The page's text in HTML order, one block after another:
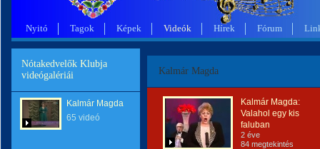
Nyitó Tagok Képek Videók Hírek Fórum
Nótakedvelők Klubja
videógalériái
Kalmár Magda
65 videó
Kalmár Magda
Kalmár Magda:
Valahol egy kis
faluban
2 éve
84 megtekintés